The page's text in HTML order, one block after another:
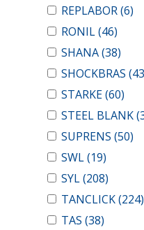
REPLABOR(6)
RONIL(46)
SHANA(38)
SHOCKBRAS
STARKE(60)
STEEL BLANK
SUPRENS (50)
SWL(19)
SYL(208)
TANCLICK(224)
TAS (38)